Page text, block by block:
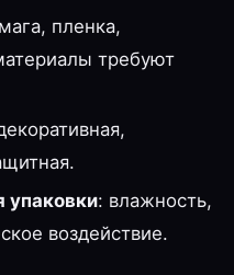
пленка,
требуют
упаковки: влажность,
воздействие.